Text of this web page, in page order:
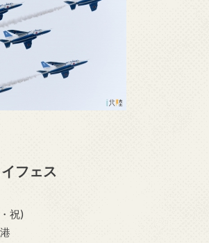
フェス
祝)